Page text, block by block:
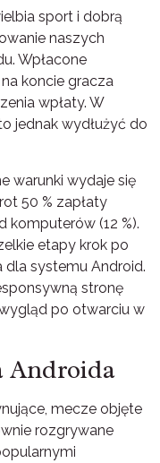
sport i dobrą
naszych
Wpłacone
koncie gracza
wpłaty. W
jednak wydłużyć do
warunki wydaje się
50 % zapłaty
komputerów (12 %).
etapy krok po
dla systemu Android.
stronę
po otwarciu w
Androida
mecze objęte
rozgrywane